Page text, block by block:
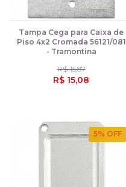
5% OFF
Tampa Cega para Caixa de
Piso 4x2 Cromada 56121/081
- Tramontina
R$ 15,87
R$ 15,08